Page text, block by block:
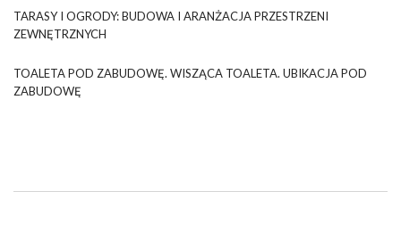
TARASY I OGRODY: BUDOWA I ARANŻACJA PRZESTRZENI
ZEWNĘTRZNYCH
TOALETA POD ZABUDOWĘ. WISZĄCA TOALETA. UBIKACJA POD
ZABUDOWĘ